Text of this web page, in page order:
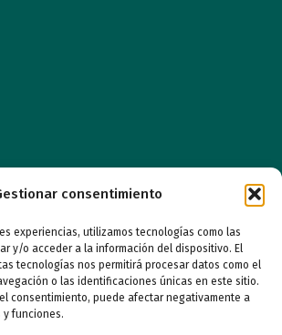
consentimiento
experiencias, utilizamos tecnologías como las
y/o acceder a la información del dispositivo. El
tecnologías nos permitirá procesar datos como el
o las identificaciones únicas en este sitio.
consentimiento, puede afectar negativamente a
funciones.